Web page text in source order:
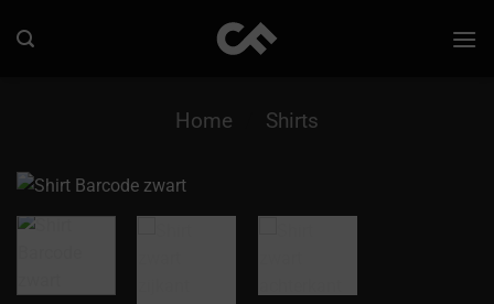
naar
Home Shirts